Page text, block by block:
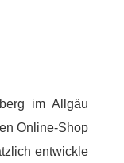
im Allgäu
Online-Shop
entwickle